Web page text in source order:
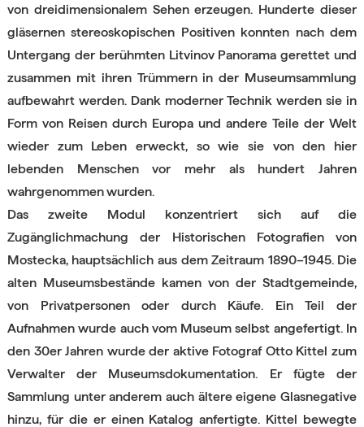
von dreidimensionalem Sehen erzeugen. Hunderte dieser
gläsernen stereoskopischen Positiven konnten nach dem
Untergang der berühmten Litvinov Panorama gerettet und
zusammen mit ihren Trümmern in der Museumsammlung
aufbewahrt werden. Dank moderner Technik werden sie in
Form von Reisen durch Europa und andere Teile der Welt
wieder zum Leben erweckt, so wie sie von den hier
lebenden Menschen vor mehr als hundert Jahren
wahrgenommen wurden.
Das zweite Modul konzentriert sich auf die
Zugänglichmachung der Historischen Fotografien von
Mostecka, hauptsächlich aus dem Zeitraum 1890–1945. Die
alten Museumsbestände kamen von der Stadtgemeinde,
von Privatpersonen oder durch Käufe. Ein Teil der
Aufnahmen wurde auch vom Museum selbst angefertigt. In
den 30er Jahren wurde der aktive Fotograf Otto Kittel zum
Verwalter der Museumsdokumentation. Er fügte der
Sammlung unter anderem auch ältere eigene Glasnegative
hinzu, für die er einen Katalog anfertigte. Kittel bewegte